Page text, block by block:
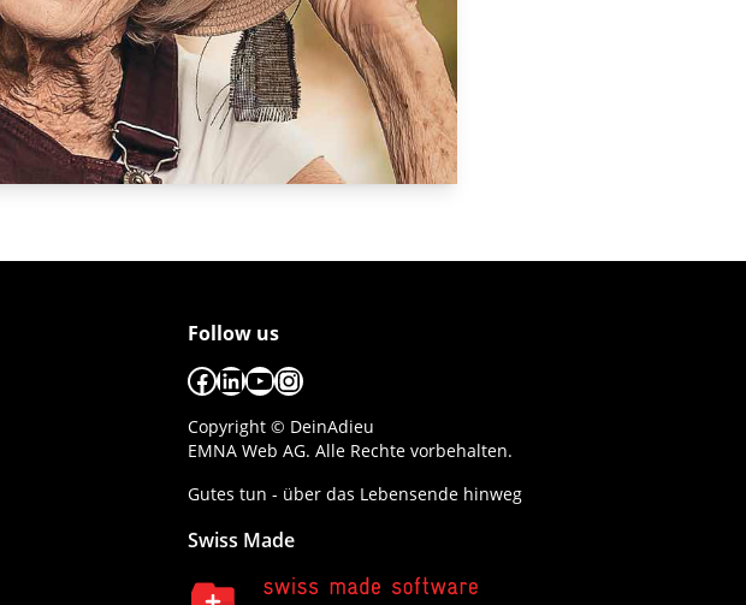
Follow us
Facebook
LinkedIn
YouTube
Instagram
Copyright © DeinAdieu
EMNA Web AG. Alle Rechte vorbehalten.
Gutes tun - über das Lebensende hinweg
Swiss Made